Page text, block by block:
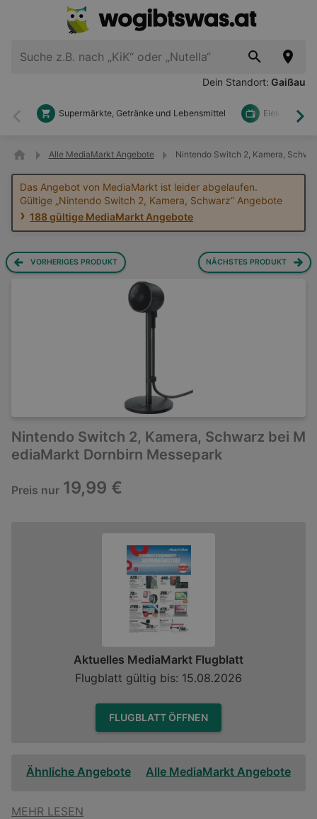
Dein Standort: Gaißau
Zurück
Supermärkte, Getränke und Lebensmittel Elektronik
Alle MediaMarkt Angebote Nintendo Switch 2, Kamera,
Das Angebot von MediaMarkt ist leider abgelaufen.
Gültige „Nintendo Switch 2, Kamera, Schwarz“ Angebote
188 gültige MediaMarkt Angebote
VORHERIGES PRODUKT NÄCHSTES PRODUKT
Nintendo Switch 2, Kamera, Schwarz bei M
ediaMarkt Dornbirn Messepark
Preis nur 19,99 €
Aktuelles MediaMarkt Flugblatt
Flugblatt gültig bis: 15.08.2026
FLUGBLATT ÖFFNEN
Ähnliche Angebote Alle MediaMarkt Angebote
MEHR LESEN